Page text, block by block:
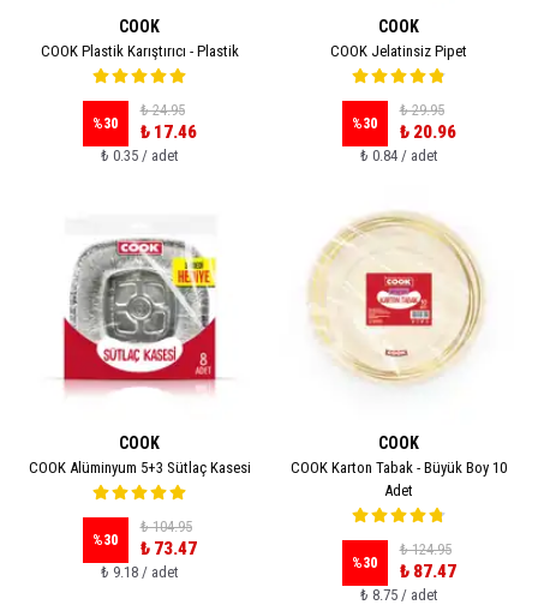
COOK
COOK Plastik Karıştırıcı - Plastik
%30
₺ 24.95
₺ 17.46
₺ 0.35 / adet
COOK
COOK Jelatinsiz Pipet
%30
₺ 29.95
₺ 20.96
₺ 0.84 / adet
COOK
COOK Alüminyum 5+3 Sütlaç Kasesi
%30
₺ 104.95
₺ 73.47
₺ 9.18 / adet
COOK
COOK Karton Tabak - Büyük Boy 10
Adet
%30
₺ 124.95
₺ 87.47
₺ 8.75 / adet